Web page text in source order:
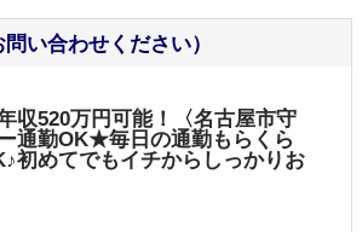
い合わせください）
収520万円可能！〈名古屋市守
通勤OK★毎日の通勤もらくら
初めてでもイチからしっかりお